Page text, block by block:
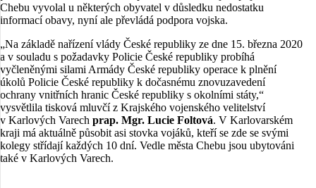
Chebu vyvolal u některých obyvatel v důsledku nedostatku
informací obavy, nyní ale převládá podpora vojska.
„Na základě nařízení vlády České republiky ze dne 15. března 2020
a v souladu s požadavky Policie České republiky probíhá
vyčleněnými silami Armády České republiky operace k plnění
úkolů Policie České republiky k dočasnému znovuzavedení
ochrany vnitřních hranic České republiky s okolními státy,“
vysvětlila tisková mluvčí z Krajského vojenského velitelství
v Karlových Varech prap. Mgr. Lucie Foltová. V Karlovarském
kraji má aktuálně působit asi stovka vojáků, kteří se zde se svými
kolegy střídají každých 10 dní. Vedle města Chebu jsou ubytováni
také v Karlových Varech.